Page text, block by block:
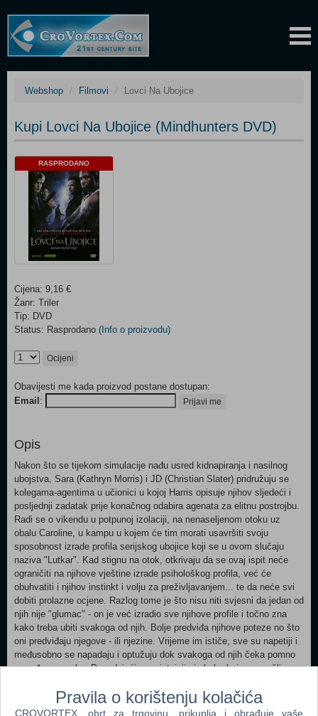
Webshop Filmovi Lovci Na Ubojice
Kupi Lovci Na Ubojice (Mindhunters DVD)
RASPRODANO
Cijena: 9,16 €
Žanr: Triler
Tip: DVD
Status: Rasprodano (Info o proizvodu)
Ocijeni
Obavijesti me kada proizvod postane dostupan:
Email : Prijavi me
Opis
Nakon što se tijekom simulacije nađu usred kidnapiranja i nasilnog
ubojstva, Sara (Kathryn Morris) i JD (Christian Slater) pridružuju se
kolegama-agentima u učionici u kojoj Harris opisuje njihov sljedeći i
posljednji zadatak prije konačnog odabira agenata za elitnu postrojbu.
Radi se o vikendu u potpunoj izolaciji, na nenaseljenom otoku uz
obalu Caroline, u kampu u kojem će tim morati usavršiti svoju
sposobnost izrade profila serijskog ubojice koji se u ovom slučaju
naziva "Lutkar". Kad stignu na otok, otkrivaju da se ovaj ispit neće
ograničiti na njihove vještine izrade psihološkog profila, već će
obuhvatiti i njihov instinkt i volju za preživljavanjem... te da neće svi
dobiti prolazne ocjene. Razlog tome je što nisu niti svjesni da jedan od
njih nije "glumac" - on je već izradio sve njihove profile i točno zna
kako treba ubiti svakoga od njih. Bolje predviđa njihove poteze no što
oni predviđaju njegove - ili njezine. Vrijeme im ističe, sve su napetiji i
međusobno se napadaju i optužuju dok svakoga od njih čeka pomno
razrađena zamka. Pouzdajući se u intuiciju i obuku koju su prošli
bi prodrli u um ubojice prije no što im vrijeme isteče. Simulacija se
pretvara u stvarnu borbu na život i smrt... i potragu za time tko je
Pravila o korištenju kolačića
CROVORTEX, obrt za trgovinu, prikuplja i obrađuje vaše